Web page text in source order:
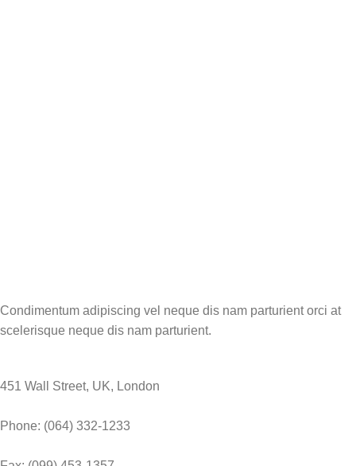
Condimentum adipiscing vel neque dis nam parturient orci at
scelerisque neque dis nam parturient.
451 Wall Street, UK, London
Phone: (064) 332-1233